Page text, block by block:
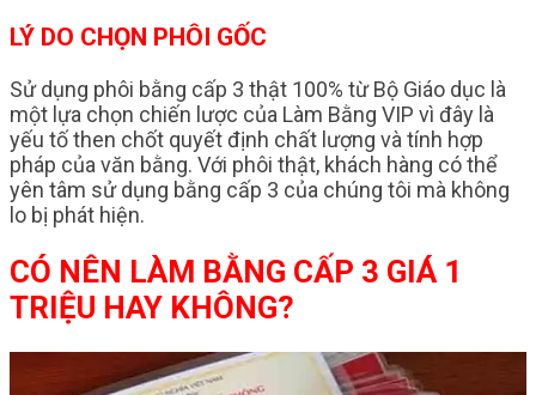
LÝ DO CHỌN PHÔI GỐC
Sử dụng phôi bằng cấp 3 thật 100% từ Bộ Giáo dục là
một lựa chọn chiến lược của Làm Bằng VIP vì đây là
yếu tố then chốt quyết định chất lượng và tính hợp
pháp của văn bằng. Với phôi thật, khách hàng có thể
yên tâm sử dụng bằng cấp 3 của chúng tôi mà không
lo bị phát hiện.
CÓ NÊN LÀM BẰNG CẤP 3 GIÁ 1
TRIỆU HAY KHÔNG?